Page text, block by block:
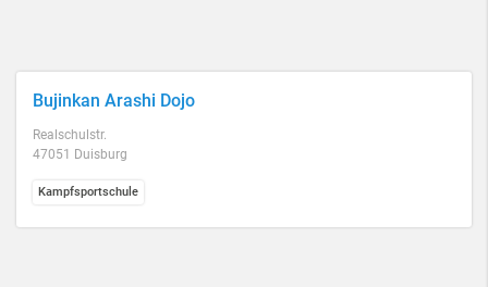
Bujinkan Arashi Dojo
Realschulstr.
47051 Duisburg
Kampfsportschule